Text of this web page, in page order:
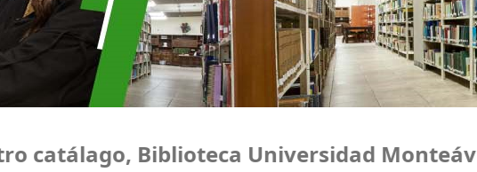
catálago, Biblioteca Universidad Monteávila